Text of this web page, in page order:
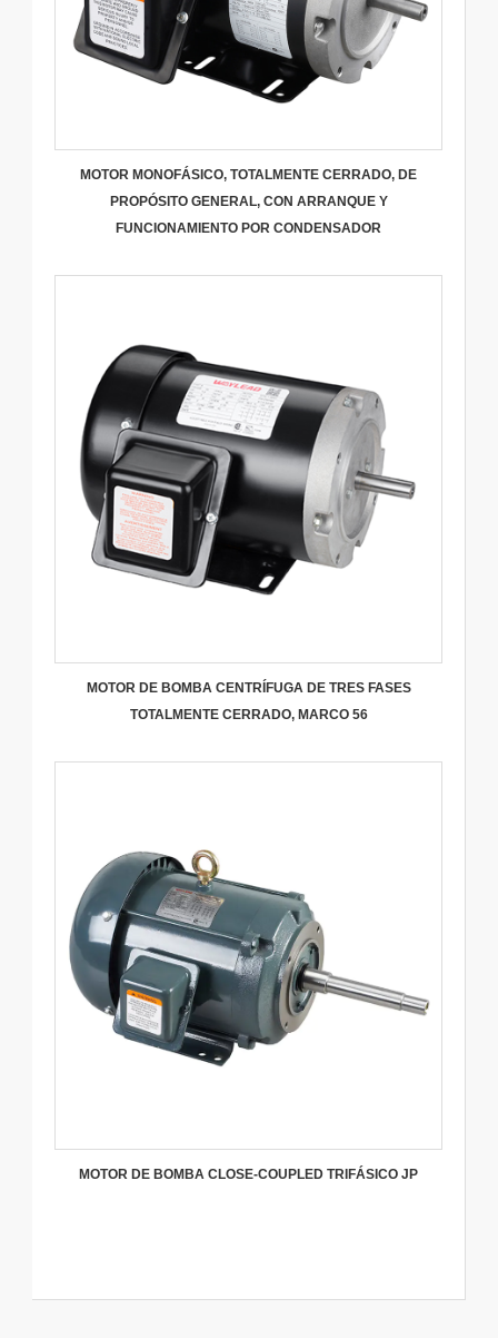
MOTOR MONOFÁSICO, TOTALMENTE CERRADO, DE
PROPÓSITO GENERAL, CON ARRANQUE Y
FUNCIONAMIENTO POR CONDENSADOR
MOTOR DE BOMBA CENTRÍFUGA DE TRES FASES
TOTALMENTE CERRADO, MARCO 56
MOTOR DE BOMBA CLOSE-COUPLED TRIFÁSICO JP